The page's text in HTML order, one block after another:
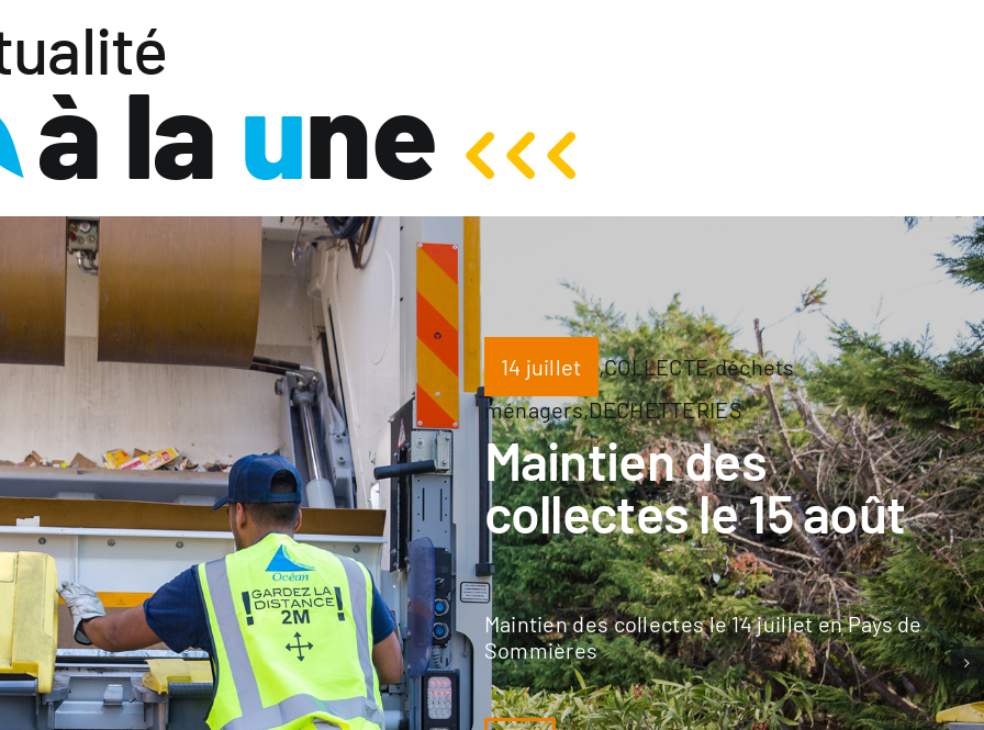
à la une
14 juillet ,COLLECTE,déchets
ménagers,DECHETTERIES
Maintien des
collectes le 15 août
Maintien des collectes le 14 juillet en Pays de
Sommières